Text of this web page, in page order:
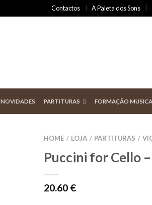
Contactos A Paleta dos Sons
NOVIDADES PARTITURAS FORMAÇÃO
HOME / LOJA / PARTITURAS /
Puccini for Cello
20.60 €